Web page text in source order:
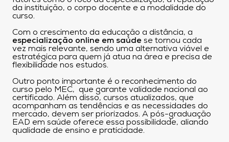
da instituição, o corpo docente e a modalidade do
curso.
Com o crescimento da educação a distância, a
especialização online em saúde se tornou cada
vez mais relevante, sendo uma alternativa viável e
estratégica para quem já atua na área e precisa de
flexibilidade nos estudos.
Outro ponto importante é o reconhecimento do
curso pelo MEC, que garante validade nacional ao
certificado. Além disso, cursos atualizados, que
acompanham as tendências e as necessidades do
mercado, devem ser priorizados. A pós-graduação
EAD em saúde oferece essa possibilidade, aliando
qualidade de ensino e praticidade.